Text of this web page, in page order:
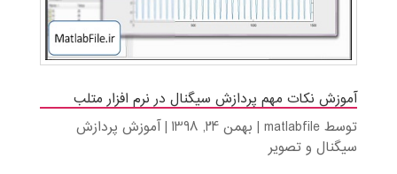
آموزش نکات مهم پردازش سیگنال در نرم افزار متلب
توسطmatlabfile
| بهمن 24, 1398 |آموزش پردازش
سیگنال و تصویر